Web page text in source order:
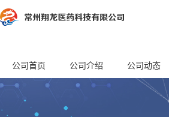
公司首页 公司介绍 公司动态